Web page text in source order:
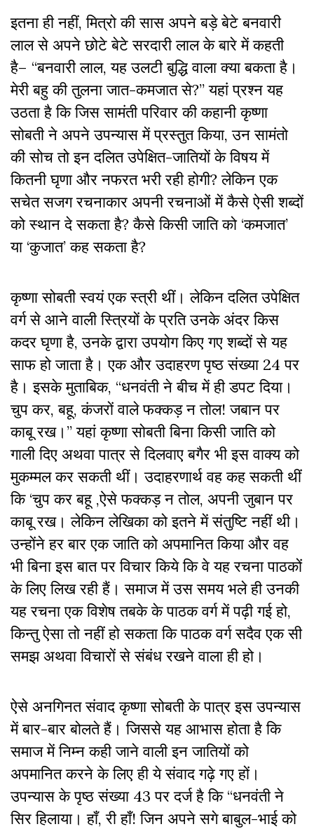
इतना ही नहीं, मित्रो की सास अपने बड़े बेटे बनवारी
लाल से अपने छोटे बेटे सरदारी लाल के बारे में कहती
है– “बनवारी लाल, यह उलटी बुद्धि वाला क्या बकता है।
मेरी बहु की तुलना जात-कमजात से?” यहां प्रश्न यह
उठता है कि जिस सामंती परिवार की कहानी कृष्णा
सोबती ने अपने उपन्यास में प्रस्तुत किया, उन सामंतो
की सोच तो इन दलित उपेक्षित-जातियों के विषय में
कितनी घृणा और नफरत भरी रही होगी? लेकिन एक
सचेत सजग रचनाकार अपनी रचनाओं में कैसे ऐसी शब्दों
को स्थान दे सकता है? कैसे किसी जाति को ‘कमजात’
या ‘कुजात’ कह सकता है?
कृष्णा सोबती स्वयं एक स्त्री थीं। लेकिन दलित उपेक्षित
वर्ग से आने वाली स्त्रियों के प्रति उनके अंदर किस
कदर घृणा है, उनके द्वारा उपयोग किए गए शब्दों से यह
साफ हो जाता है। एक और उदाहरण पृष्ठ संख्या 24 पर
है। इसके मुताबिक, “धनवंती ने बीच में ही डपट दिया।
चुप कर, बहू, कंजरों वाले फक्कड़ न तोल! जबान पर
काबू रख।” यहां कृष्णा सोबती बिना किसी जाति को
गाली दिए अथवा पात्र से दिलवाए बगैर भी इस वाक्य को
मुकम्मल कर सकती थीं। उदाहरणार्थ वह कह सकती थीं
कि ‘चुप कर बहू ,ऐसे फक्कड़ न तोल, अपनी जुबान पर
काबू रख। लेकिन लेखिका को इतने में संतुष्टि नहीं थी।
उन्होंने हर बार एक जाति को अपमानित किया और वह
भी बिना इस बात पर विचार किये कि वे यह रचना पाठकों
के लिए लिख रही हैं। समाज में उस समय भले ही उनकी
यह रचना एक विशेष तबके के पाठक वर्ग में पढ़ी गई हो,
किन्तु ऐसा तो नहीं हो सकता कि पाठक वर्ग सदैव एक सी
समझ अथवा विचारों से संबंध रखने वाला ही हो।
ऐसे अनगिनत संवाद कृष्णा सोबती के पात्र इस उपन्यास
में बार-बार बोलते हैं। जिससे यह आभास होता है कि
समाज में निम्न कही जाने वाली इन जातियों को
अपमानित करने के लिए ही ये संवाद गढ़े गए हों।
उपन्यास के पृष्ठ संख्या 43 पर दर्ज है कि “धनवंती ने
सिर हिलाया। हाँ, री हाँ! जिन अपने सगे बाबुल-भाई को